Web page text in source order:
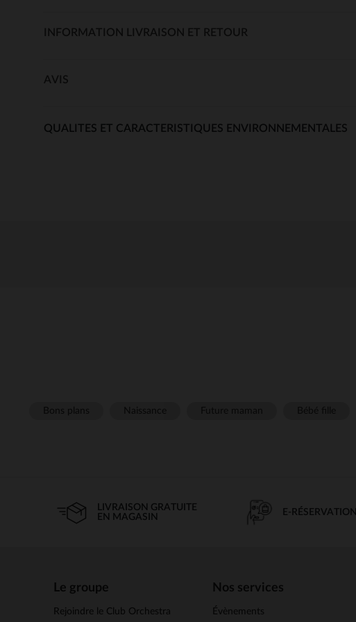
INFORMATION LIVRAISON ET RETOUR
AVIS
QUALITES ET CARACTERISTIQUES ENVIRONNEMENTALES
LIVRAISON GRATUITE
EN MAGASIN
E-RÉSERVATION
Le groupe
Rejoindre le Club Orchestra
Nos services
Évènements